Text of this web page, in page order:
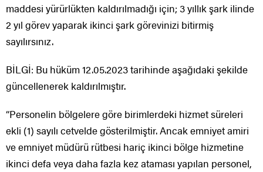
maddesi yürürlükten kaldırılmadığı için; 3 yıllık şark ilinde
2 yıl görev yaparak ikinci şark görevinizi bitirmiş
sayılırsınız.
BİLGİ: Bu hüküm 12.05.2023 tarihinde aşağıdaki şekilde
güncellenerek kaldırılmıştır.
“Personelin bölgelere göre birimlerdeki hizmet süreleri
ekli (1) sayılı cetvelde gösterilmiştir. Ancak emniyet amiri
ve emniyet müdürü rütbesi hariç ikinci bölge hizmetine
ikinci defa veya daha fazla kez ataması yapılan personel,